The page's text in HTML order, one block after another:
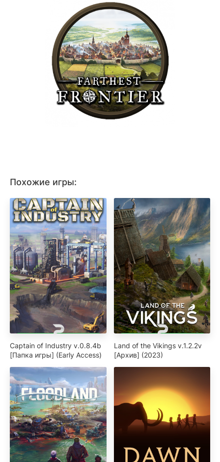
Похожие игры:
Captain of Industry v.0.8.4b
[Папка игры] (Early Access)
Land of the Vikings v.1.2.2v
[Архив] (2023)